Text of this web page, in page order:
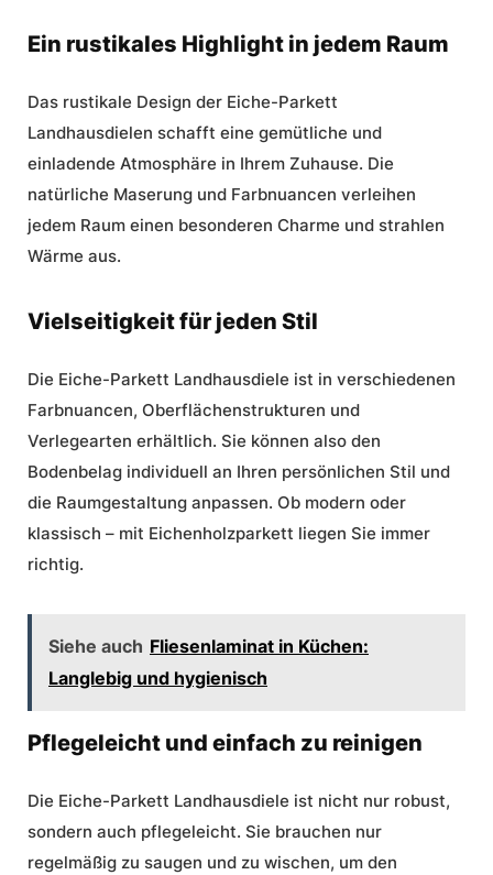
Ein rustikales Highlight in jedem Raum
Das rustikale Design der Eiche-Parkett
Landhausdielen schafft eine gemütliche und
einladende Atmosphäre in Ihrem Zuhause. Die
natürliche Maserung und Farbnuancen verleihen
jedem Raum einen besonderen Charme und strahlen
Wärme aus.
Vielseitigkeit für jeden Stil
Die Eiche-Parkett Landhausdiele ist in verschiedenen
Farbnuancen, Oberflächenstrukturen und
Verlegearten erhältlich. Sie können also den
Bodenbelag individuell an Ihren persönlichen Stil und
die Raumgestaltung anpassen. Ob modern oder
klassisch – mit Eichenholzparkett liegen Sie immer
richtig.
Siehe auch Fliesenlaminat in Küchen:
Langlebig und hygienisch
Pflegeleicht und einfach zu reinigen
Die Eiche-Parkett Landhausdiele ist nicht nur robust,
sondern auch pflegeleicht. Sie brauchen nur
regelmäßig zu saugen und zu wischen, um den